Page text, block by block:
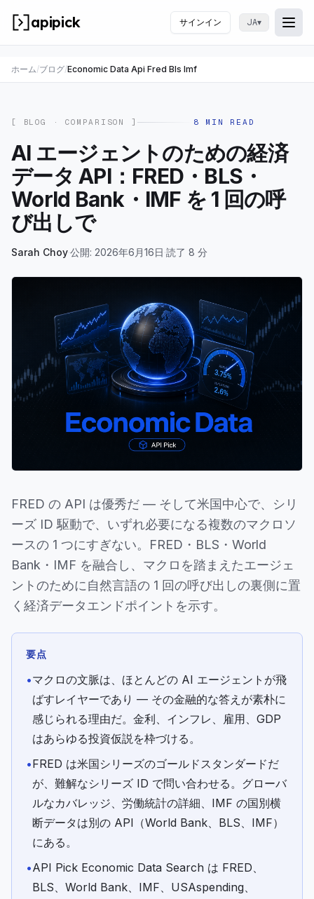
apipick サインイン JA▾
メニ
ホーム/ブログ/Economic Data Api Fred Bls Imf
[ BLOG ·COMPARISON ] 8 MIN READ
AI エージェントのための経済
データ API：FRED・BLS・
World Bank・IMF を 1 回の呼
び出しで
Sarah Choy·公開: 2026年6月16日·読了 8 分
FRED の API は優秀だ — そして米国中心で、シリ
ーズ ID 駆動で、いずれ必要になる複数のマクロソ
ースの 1 つにすぎない。FRED・BLS・World
Bank・IMF を融合し、マクロを踏まえたエージェ
ントのために自然言語の 1 回の呼び出しの裏側に置
く経済データエンドポイントを示す。
要点
•マクロの文脈は、ほとんどの AI エージェントが飛
ばすレイヤーであり — その金融的な答えが素朴に
感じられる理由だ。金利、インフレ、雇用、GDP
はあらゆる投資仮説を枠づける。
•FRED は米国シリーズのゴールドスタンダードだ
が、難解なシリーズ ID で問い合わせる。グローバ
ルなカバレッジ、労働統計の詳細、IMF の国別横
断データは別の API（World Bank、BLS、IMF）
にある。
•API Pick Economic Data Search は FRED、
BLS、World Bank、IMF、USAspending、